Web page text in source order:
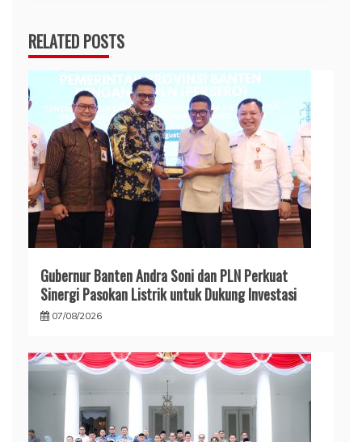
RELATED POSTS
Gubernur Banten Andra Soni dan PLN Perkuat
Sinergi Pasokan Listrik untuk Dukung Investasi
07/08/2026